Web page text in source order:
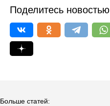
Поделитесь новостью
Больше статей: